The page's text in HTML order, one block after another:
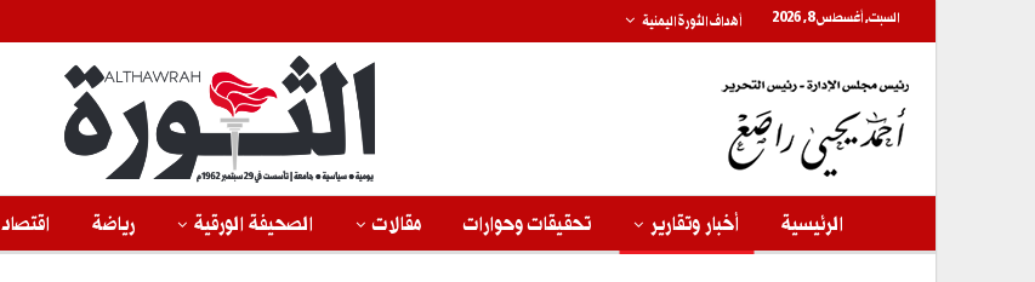
السبت, أغسطس 8, 2026 أهداف الثورة اليمنية
الرئيسية أخبار وتقارير تحقيقات وحوارات مقالات الصحيفة الورقية رياضة اقتصاد